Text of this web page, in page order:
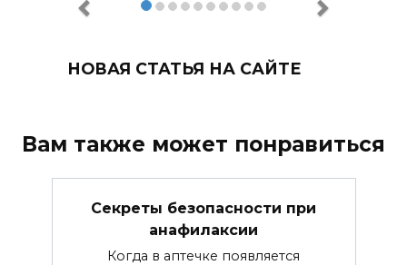
НОВАЯ СТАТЬЯ НА САЙТЕ
Вам также может понравиться
Секреты безопасности при
анафилаксии
Когда в аптечке появляется